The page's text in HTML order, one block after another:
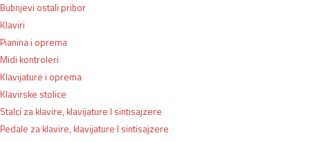
Bubnjevi ostali pribor
Klaviri
Pianina i oprema
Midi kontroleri
Klavijature i oprema
Klavirske stolice
Stalci za klavire, klavijature I sintisajzere
Pedale za klavire, klavijature I sintisajzere